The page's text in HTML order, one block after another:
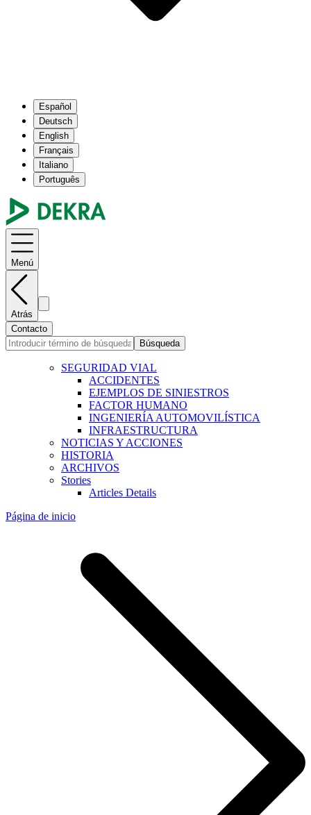
Español
Deutsch
English
Français
Italiano
Português
Menú
Atrás
Contacto
Búsqueda
SEGURIDAD VIAL
ACCIDENTES
EJEMPLOS DE SINIESTROS
FACTOR HUMANO
INGENIERÍA AUTOMOVILÍSTICA
INFRAESTRUCTURA
NOTICIAS Y ACCIONES
HISTORIA
ARCHIVOS
Stories
Articles Details
Página de inicio